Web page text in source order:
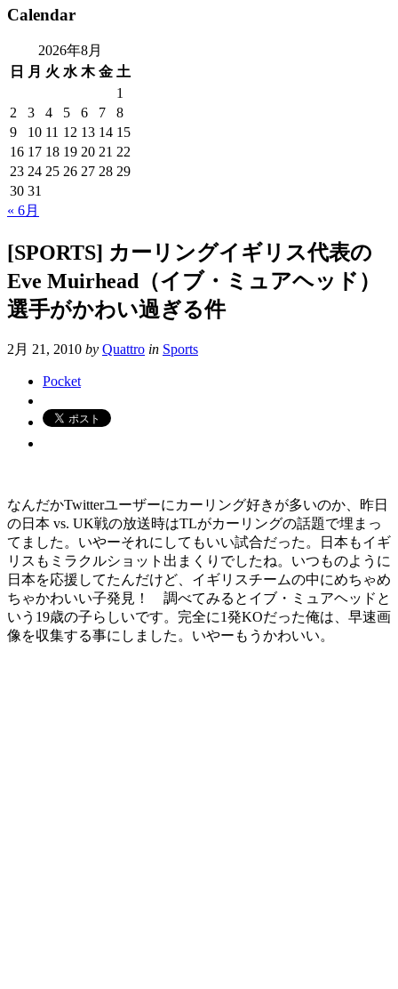
Calendar
2026年8月
日
月 火 水 木 金 土
1
2
3 4 5 6 7
8
9
10 11 12 13 14 15
16 17 18 19 20 21 22
23 24 25 26 27 28 29
30 31
« 6月
[SPORTS] カーリングイギリス代表の
Eve Muirhead（イブ・ミュアヘッド）
選手がかわい過ぎる件
2月 21, 2010 by Quattro in Sports
Pocket
なんだかTwitterユーザーにカーリング好きが多いのか、昨日
の日本 vs. UK戦の放送時はTLがカーリングの話題で埋まっ
てました。いやーそれにしてもいい試合だった。日本もイギ
リスもミラクルショット出まくりでしたね。いつものように
日本を応援してたんだけど、イギリスチームの中にめちゃめ
ちゃかわいい子発見！ 調べてみるとイブ・ミュアヘッドと
いう19歳の子らしいです。完全に1発KOだった俺は、早速画
像を収集する事にしました。いやーもうかわいい。